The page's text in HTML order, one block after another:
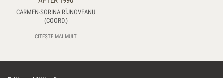
CARMEN-SORINA RÎJNOVEANU
(COORD.)
CITEȘTE MAI MULT